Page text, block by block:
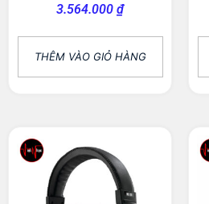
3.564.000 ₫
THÊM VÀO GIỎ HÀNG